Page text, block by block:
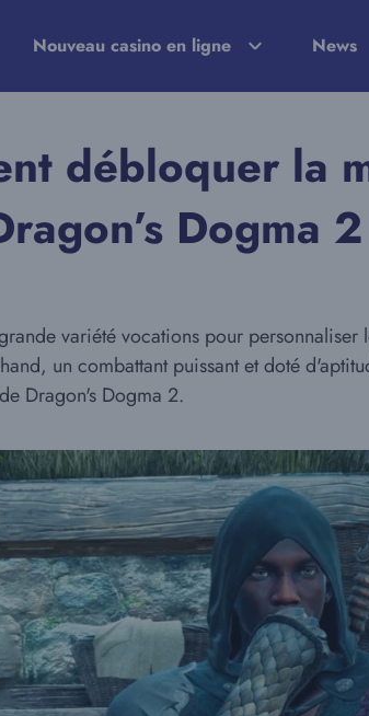
Nouveau casino en ligne News
débloquer la
Dogma
variété vocations pour personnaliser
un combattant puissant et doté
Dragon's Dogma 2.